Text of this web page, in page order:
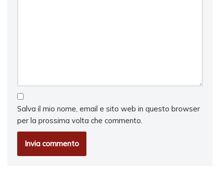
Salva il mio nome, email e sito web in questo browser
per la prossima volta che commento.